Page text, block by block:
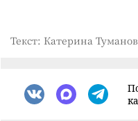
Текст: Катерина